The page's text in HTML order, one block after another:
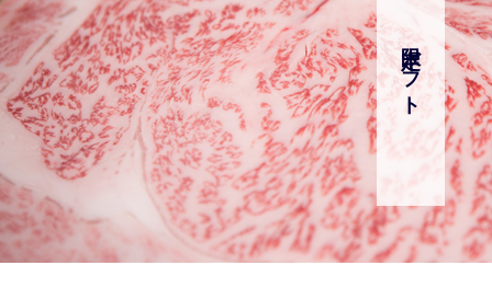
限定ギフト